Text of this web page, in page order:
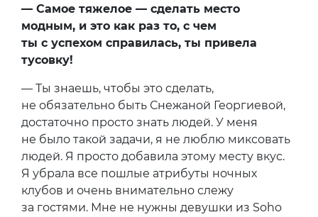
— Самое тяжелое — сделать место
модным, и это как раз то, с чем
ты с успехом справилась, ты привела
тусовку!
— Ты знаешь, чтобы это сделать,
не обязательно быть Снежаной Георгиевой,
достаточно просто знать людей. У меня
не было такой задачи, я не люблю миксовать
людей. Я просто добавила этому месту вкус.
Я убрала все пошлые атрибуты ночных
клубов и очень внимательно слежу
за гостями. Мне не нужны девушки из Soho